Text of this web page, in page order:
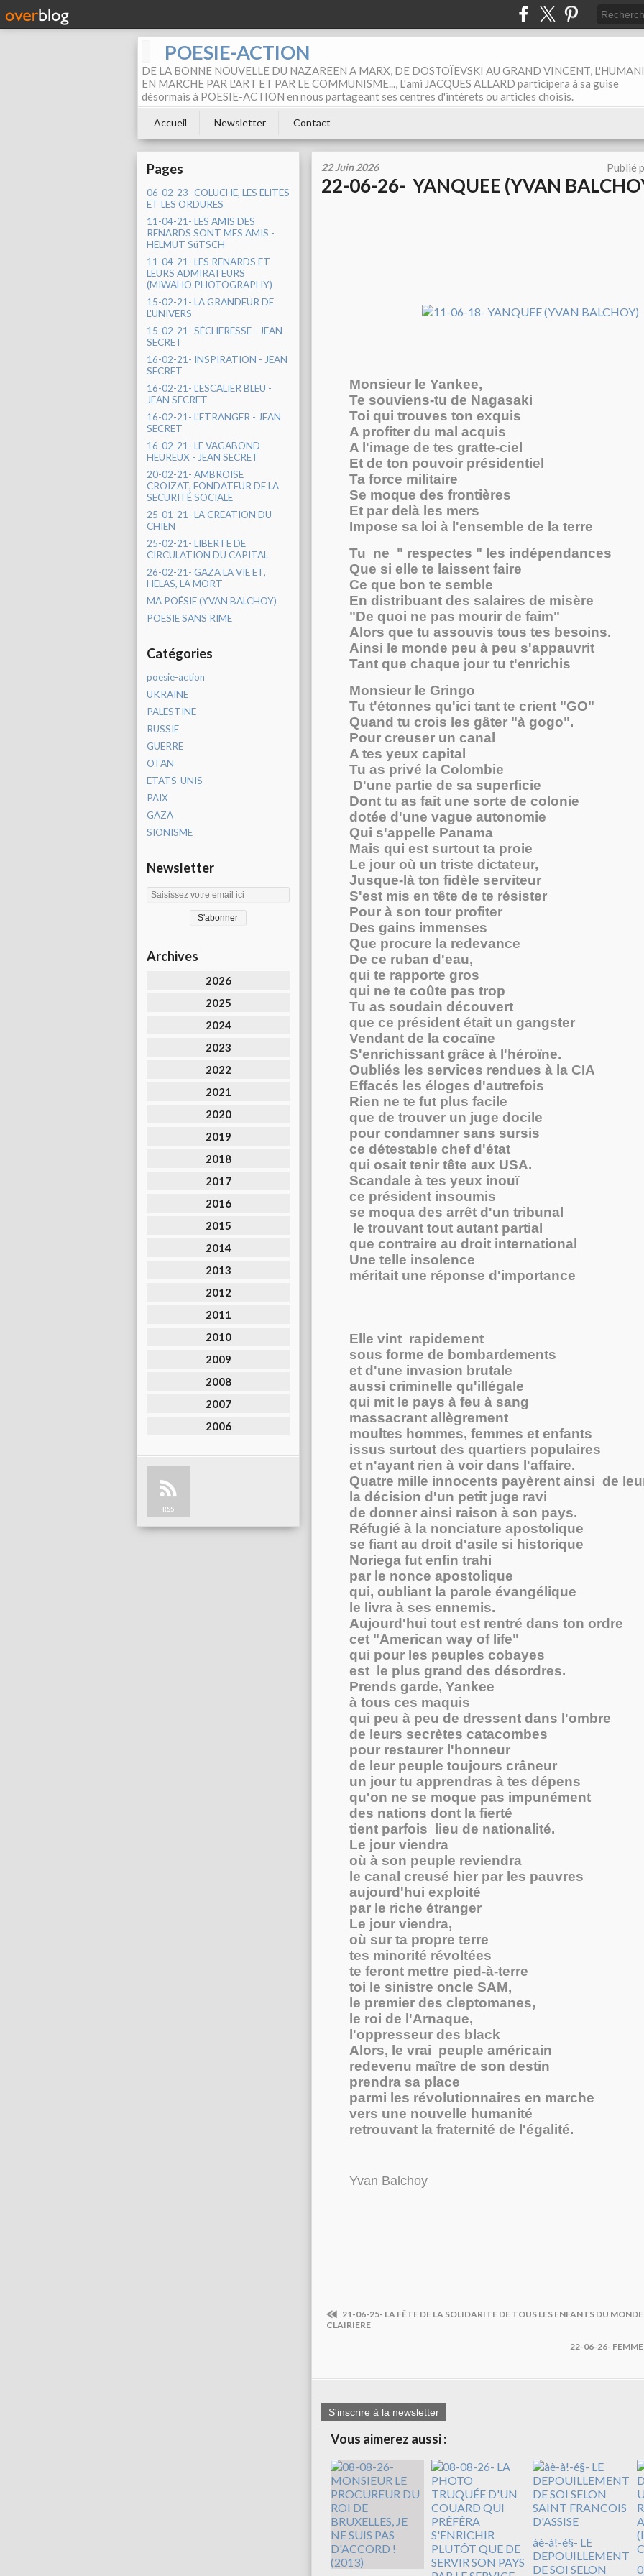
POESIE-ACTION
DE LA BONNE NOUVELLE DU NAZAREEN A MARX, DE DOSTOÏEVSKI AU GRAND VINCENT,
EN MARCHE PAR L'ART ET PAR LE COMMUNISME..., L'ami JACQUES ALLARD participera à sa guise
désormais à POESIE-ACTION en nous partageant ses centres d'intérets ou articles choisis.
Accueil Newsletter Contact
Pages
06-02-23- COLUCHE, LES ÉLITES
ET LES ORDURES
11-04-21- LES AMIS DES
RENARDS SONT MES AMIS -
HELMUT SüTSCH
11-04-21- LES RENARDS ET
LEURS ADMIRATEURS
(MIWAHO PHOTOGRAPHY)
15-02-21- LA GRANDEUR DE
L'UNIVERS
15-02-21- SÉCHERESSE - JEAN
SECRET
16-02-21- INSPIRATION - JEAN
SECRET
16-02-21- L'ESCALIER BLEU -
JEAN SECRET
16-02-21- L'ETRANGER - JEAN
SECRET
16-02-21- LE VAGABOND
HEUREUX - JEAN SECRET
20-02-21- AMBROISE
CROIZAT, FONDATEUR DE LA
SECURITÉ SOCIALE
25-01-21- LA CREATION DU
CHIEN
25-02-21- LIBERTE DE
CIRCULATION DU CAPITAL
26-02-21- GAZA LA VIE ET,
HELAS, LA MORT
MA POÉSIE (YVAN BALCHOY)
POESIE SANS RIME
Catégories
poesie-action
UKRAINE
PALESTINE
RUSSIE
GUERRE
OTAN
ETATS-UNIS
PAIX
GAZA
SIONISME
Newsletter
Archives
2026
2025
2024
2023
2022
2021
2020
2019
2018
2017
2016
2015
2014
2013
2012
2011
2010
2009
2008
2007
2006
RSS
22 Juin 2026 Publié
22-06-26- YANQUEE (YVAN
Monsieur le Yankee,
Te souviens-tu de Nagasaki
Toi qui trouves ton exquis
A profiter du mal acquis
A l'image de tes gratte-ciel
Et de ton pouvoir présidentiel
Ta force militaire
Se moque des frontières
Et par delà les mers
Impose sa loi à l'ensemble de la terre
Tu ne " respectes " les indépendances
Que si elle te laissent faire
Ce que bon te semble
En distribuant des salaires de misère
"De quoi ne pas mourir de faim"
Alors que tu assouvis tous tes besoins.
Ainsi le monde peu à peu s'appauvrit
Tant que chaque jour tu t'enrichis
Monsieur le Gringo
Tu t'étonnes qu'ici tant te crient "GO"
Quand tu crois les gâter "à gogo".
Pour creuser un canal
A tes yeux capital
Tu as privé la Colombie
D'une partie de sa superficie
Dont tu as fait une sorte de colonie
dotée d'une vague autonomie
Qui s'appelle Panama
Mais qui est surtout ta proie
Le jour où un triste dictateur,
Jusque-là ton fidèle serviteur
S'est mis en tête de te résister
Pour à son tour profiter
Des gains immenses
Que procure la redevance
De ce ruban d'eau,
qui te rapporte gros
qui ne te coûte pas trop
Tu as soudain découvert
que ce président était un gangster
Vendant de la cocaïne
S'enrichissant grâce à l'héroïne.
Oubliés les services rendues à la CIA
Effacés les éloges d'autrefois
Rien ne te fut plus facile
que de trouver un juge docile
pour condamner sans sursis
ce détestable chef d'état
qui osait tenir tête aux USA.
Scandale à tes yeux inouï
ce président insoumis
se moqua des arrêt d'un tribunal
le trouvant tout autant partial
que contraire au droit international
Une telle insolence
méritait une réponse d'importance
Elle vint rapidement
sous forme de bombardements
et d'une invasion brutale
aussi criminelle qu'illégale
qui mit le pays à feu à sang
massacrant allègrement
moultes hommes, femmes et enfants
issus surtout des quartiers populaires
et n'ayant rien à voir dans l'affaire.
Quatre mille innocents payèrent ainsi de
la décision d'un petit juge ravi
de donner ainsi raison à son pays.
Réfugié à la nonciature apostolique
se fiant au droit d'asile si historique
Noriega fut enfin trahi
par le nonce apostolique
qui, oubliant la parole évangélique
le livra à ses ennemis.
Aujourd'hui tout est rentré dans ton ordre
cet "American way of life"
qui pour les peuples cobayes
est le plus grand des désordres.
Prends garde, Yankee
à tous ces maquis
qui peu à peu de dressent dans l'ombre
de leurs secrètes catacombes
pour restaurer l'honneur
de leur peuple toujours crâneur
un jour tu apprendras à tes dépens
qu'on ne se moque pas impunément
des nations dont la fierté
tient parfois lieu de nationalité.
Le jour viendra
où à son peuple reviendra
le canal creusé hier par les pauvres
aujourd'hui exploité
par le riche étranger
Le jour viendra,
où sur ta propre terre
tes minorité révoltées
te feront mettre pied-à-terre
toi le sinistre oncle SAM,
le premier des cleptomanes,
le roi de l'Arnaque,
l'oppresseur des black
Alors, le vrai peuple américain
redevenu maître de son destin
prendra sa place
parmi les révolutionnaires en marche
vers une nouvelle humanité
retrouvant la fraternité de l'égalité.
Yvan Balchoy
21-06-25- LA FÊTE DE LA SOLIDARITE DE TOUS LES ENFANTS DU MONDE
CLAIRIERE
22-06-26-
S'inscrire à la newsletter
Vous aimerez aussi :
àè-à!-é§- LE
DEPOUILLEMENT
DE SOI SELON